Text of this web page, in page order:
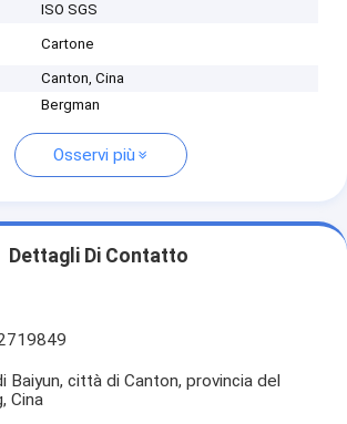
ISO SGS
Cartone
Canton, Cina
Bergman
Osservi più
Dettagli Di Contatto
Baiyun, città di Canton, provincia del
Cina